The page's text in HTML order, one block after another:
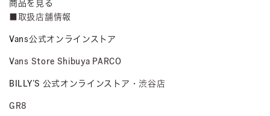
商品を見る
■取扱店舗情報
Vans公式オンラインストア
Vans Store Shibuya PARCO
BILLY’S 公式オンラインストア ・渋谷店
GR8